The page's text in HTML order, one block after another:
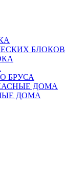
БЛОКОВ
БРУСА
ДОМА
ДОМА